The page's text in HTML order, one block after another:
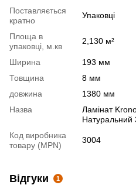
Поставляється
кратно
Упаковці
Площа в
упаковці, м.кв
2,130 м²
Ширина
193 мм
Товщина
8 мм
довжина
1380 мм
Назва
Ламінат
Натуральний
Код виробника
товару (MPN)
3004
Відгуки 1